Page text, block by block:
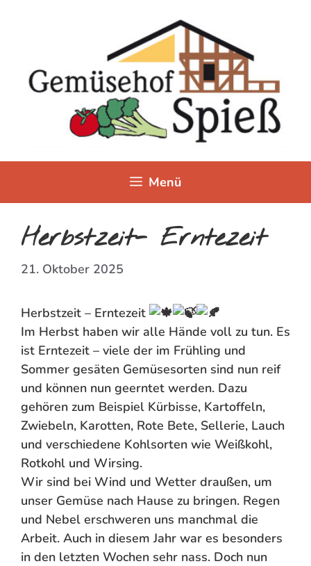
Menü
Herbstzeit- Erntezeit
21. Oktober 2025
Herbstzeit – Erntezeit
Im Herbst haben wir alle Hände voll zu tun. Es
ist Erntezeit – viele der im Frühling und
Sommer gesäten Gemüsesorten sind nun reif
und können nun geerntet werden. Dazu
gehören zum Beispiel Kürbisse, Kartoffeln,
Zwiebeln, Karotten, Rote Bete, Sellerie, Lauch
und verschiedene Kohlsorten wie Weißkohl,
Rotkohl und Wirsing.
Wir sind bei Wind und Wetter draußen, um
unser Gemüse nach Hause zu bringen. Regen
und Nebel erschweren uns manchmal die
Arbeit. Auch in diesem Jahr war es besonders
in den letzten Wochen sehr nass. Doch nun